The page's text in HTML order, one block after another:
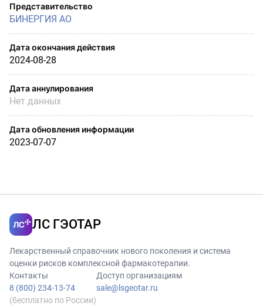
Представительство
БИНЕРГИЯ АО
Дата окончания действия
2024-08-28
Дата аннулирования
Нет данных
Дата обновления информации
2023-07-07
ЛС ГЭОТАР
Лекарственный справочник нового поколения и система
оценки рисков комплексной фармакотерапии.
Контакты
8 (800) 234-13-74
(бесплатно по России)
Доступ организациям
sale@lsgeotar.ru